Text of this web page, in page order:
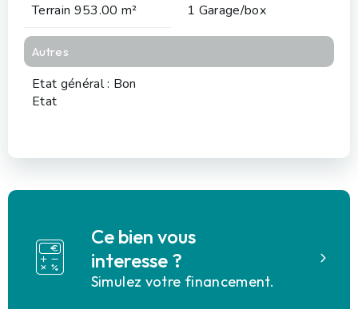
Terrain 953.00 m² 1 Garage/box
Autres
Etat général : Bon
Etat
Ce bien vous
interesse ?
Simulez votre financement.